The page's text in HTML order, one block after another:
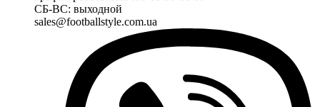
СБ-ВС: выходной
sales@footballstyle.com.ua